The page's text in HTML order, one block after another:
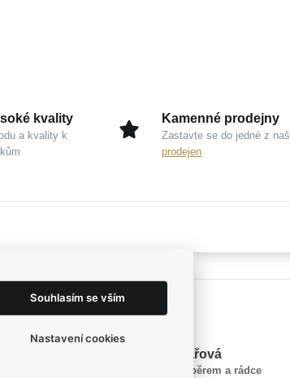
kvality
a kvality k
Kamenné prodejny
Zastavte se do jedné z
prodejen
Potřebujete poradit?
Mirka Tesařová
průvodce výběrem a rádce
Souhlasím se vším
Nastavení cookies